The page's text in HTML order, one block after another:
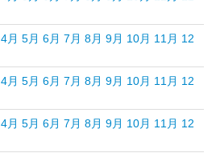
4月 5月 6月 7月 8月 9月 10月 11月 12
4月 5月 6月 7月 8月 9月 10月 11月 12
4月 5月 6月 7月 8月 9月 10月 11月 12